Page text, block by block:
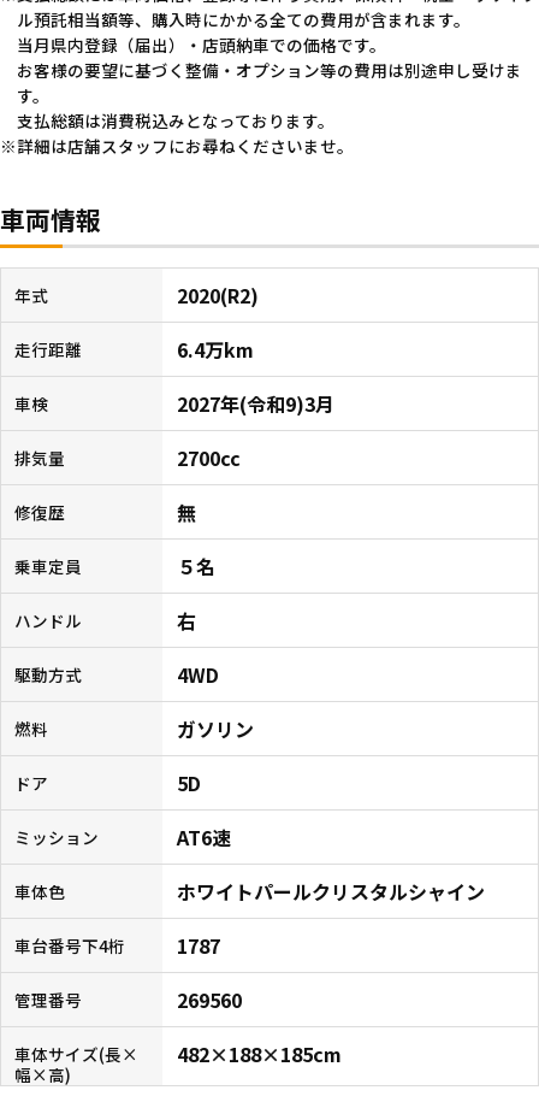
ル預託相当額等、購入時にかかる全ての費用が含まれます。
当月県内登録（届出）・店頭納車での価格です。
お客様の要望に基づく整備・オプション等の費用は別途申し受けま
す。
支払総額は消費税込みとなっております。
詳細は店舗スタッフにお尋ねくださいませ。
車両情報
年式 2020(R2)
走行距離 6.4万km
車検 2027年(令和9)3月
排気量 2700cc
修復歴 無
乗車定員 ５名
ハンドル 右
駆動方式 4WD
燃料 ガソリン
ドア 5D
ミッション AT6速
車体色 ホワイトパールクリスタルシャイン
車台番号下4桁 1787
管理番号 269560
車体サイズ(長×
幅×高)
482×188×185cm